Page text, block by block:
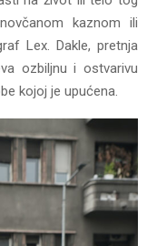
kaznom ili
Lex. Dakle, pretnja
ozbiljnu i ostvarivu
kojoj je upućena.